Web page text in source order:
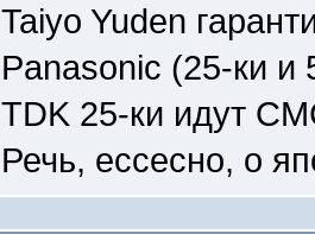
Taiyo Yuden
Panasonic (25-ки и
TDK 25-ки идут
Речь, ессесно, о